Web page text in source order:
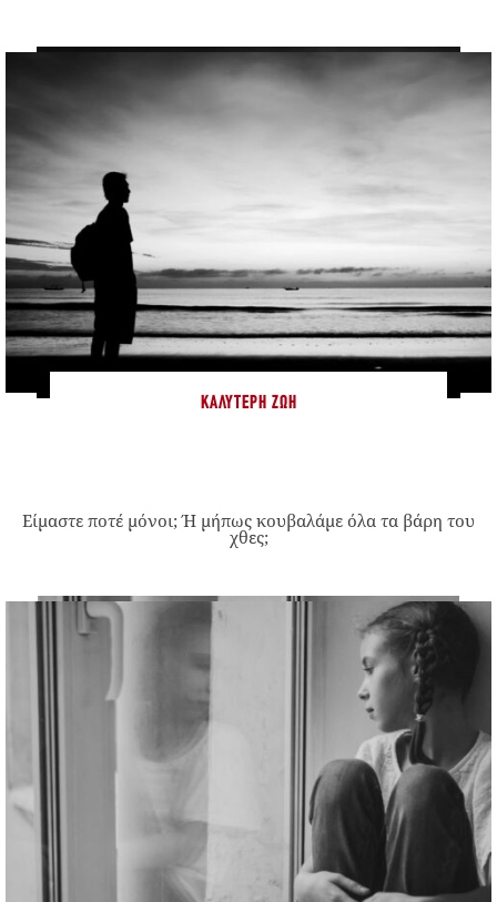
ΚΑΛΎΤΕΡΗ ΖΩΉ
Είμαστε ποτέ μόνοι; Ή μήπως κουβαλάμε όλα τα βάρη του
χθες;